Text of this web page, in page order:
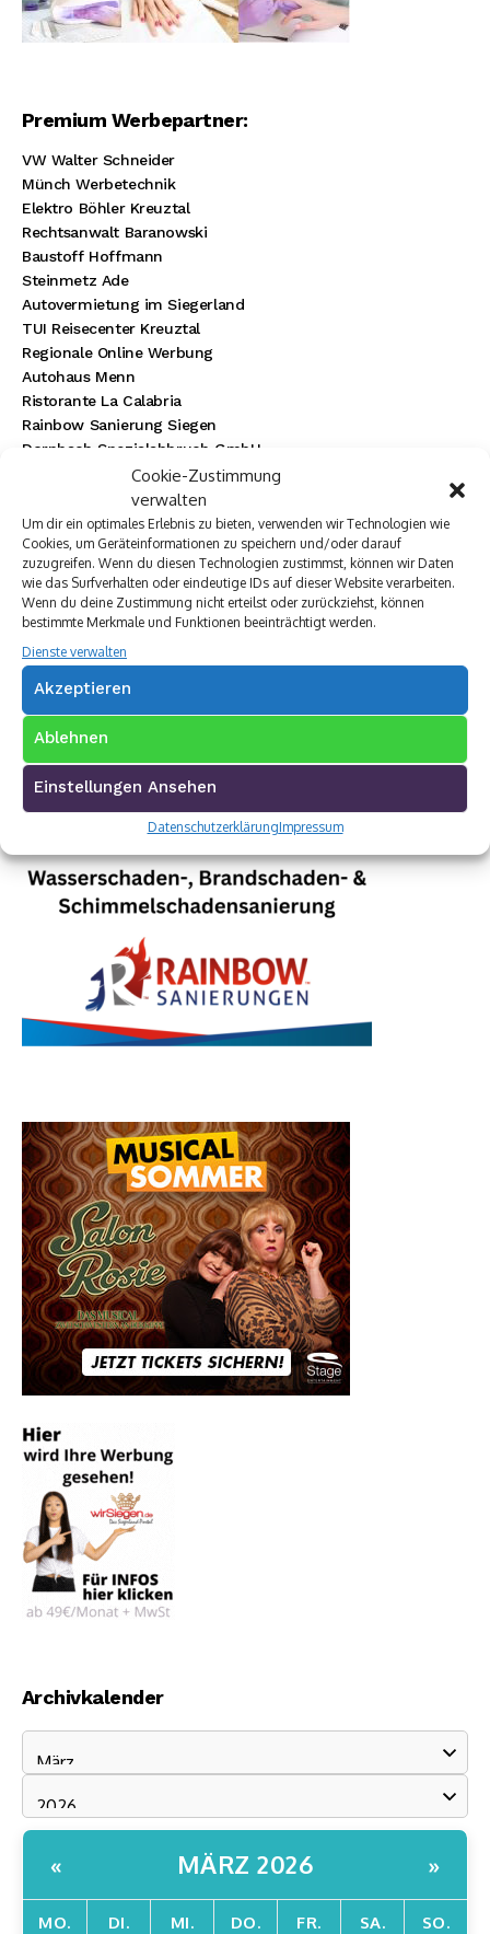
Cookie-Zustimmung
verwalten
Um dir ein optimales Erlebnis zu bieten, verwenden wir Technologien wie
Cookies, um Geräteinformationen zu speichern und/oder darauf
zuzugreifen. Wenn du diesen Technologien zustimmst, können wir Daten
wie das Surfverhalten oder eindeutige IDs auf dieser Website verarbeiten.
Wenn du deine Zustimmung nicht erteilst oder zurückziehst, können
bestimmte Merkmale und Funktionen beeinträchtigt werden.
Dienste verwalten
Akzeptieren
Ablehnen
Einstellungen Ansehen
DatenschutzerklärungImpressum
Premium Werbepartner:
VW Walter Schneider
Münch Werbetechnik
Elektro Böhler Kreuztal
Rechtsanwalt Baranowski
Baustoff Hoffmann
Steinmetz Ade
Autovermietung im Siegerland
TUI Reisecenter Kreuztal
Regionale Online Werbung
Autohaus Menn
Ristorante La Calabria
Rainbow Sanierung Siegen
Dornbach Spezialabbruch GmbH
Archivkalender
« MÄRZ 2026 »
MO. DI. MI. DO. FR. SA. SO.